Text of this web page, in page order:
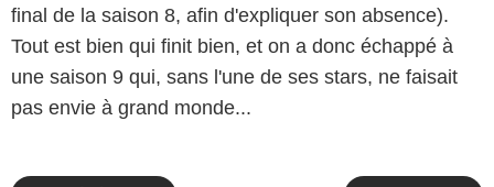
final de la saison 8, afin d'expliquer son absence).
Tout est bien qui finit bien, et on a donc échappé à
une saison 9 qui, sans l'une de ses stars, ne faisait
pas envie à grand monde...